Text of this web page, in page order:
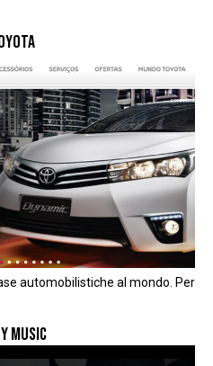
automobilistiche al mondo. Per
MUSIC